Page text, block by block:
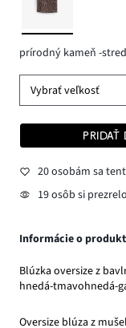
prírodný kameň -
Vybrať veľkosť
PRIDAŤ
20 osobám sa
19 osôb si
Informácie o
Blúzka oversize z
hnedá-tmavohnedá-
Oversize blúza z